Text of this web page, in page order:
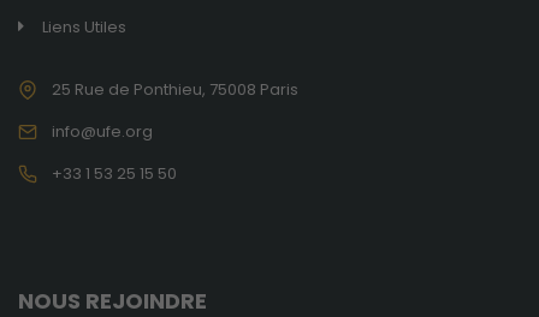
Liens Utiles
25 Rue de Ponthieu, 75008 Paris
info@ufe.org
+33 1 53 25 15 50
NOUS REJOINDRE